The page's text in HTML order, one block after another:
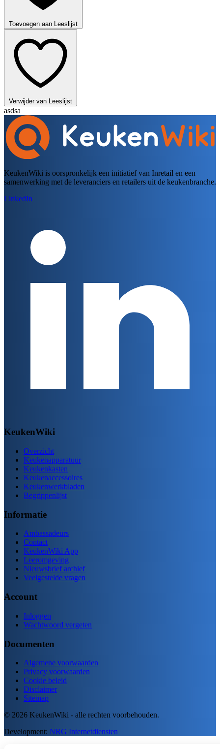
Toevoegen aan Leeslijst
Verwijder van Leeslijst
asdsa
KeukenWiki is oorspronkelijk een initiatief van Inretail en een
samenwerking met de leveranciers en retailers uit de keukenbranche.
LinkedIn
KeukenWiki
Overzicht
Keukenapparatuur
Keukenkasten
Keukenaccessoires
Keukenwerkbladen
Begrippenlijst
Informatie
Ambassadeurs
Contact
KeukenWiki App
Leeromgeving
Nieuwsbrief archief
Veelgestelde vragen
Account
Inloggen
Wachtwoord vergeten
Documenten
Algemene voorwaarden
Privacy voorwaarden
Cookie beleid
Disclaimer
Sitemap
© 2026 KeukenWiki - alle rechten voorbehouden.
Development: NRG Internetdiensten